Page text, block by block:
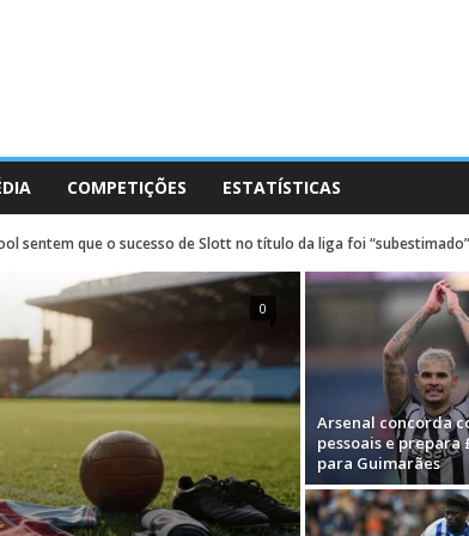
COMPETIÇÕES ESTATÍSTICAS
sentem que o sucesso de Slott no título da liga foi “subestimado”
0
Arsenal concorda
pessoais e prepara
para Guimarães